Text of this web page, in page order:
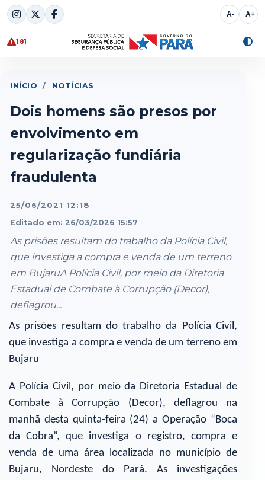
Skip
to
content
A- A+
181
INÍCIO / NOTÍCIAS
Dois homens são presos por
envolvimento em
regularização fundiária
fraudulenta
25/06/2021 12:18
Editado em: 26/03/2026 15:57
As prisões resultam do trabalho da Polícia Civil,
que investiga a compra e venda de um terreno
em BujaruA Polícia Civil, por meio da Diretoria
Estadual de Combate à Corrupção (Decor),
deflagrou...
As prisões resultam do trabalho da Polícia Civil,
que investiga a compra e venda de um terreno em
Bujaru
A Polícia Civil, por meio da Diretoria Estadual de
Combate à Corrupção (Decor), deflagrou na
manhã desta quinta-feira (24) a Operação “Boca
da Cobra”, que investiga o registro, compra e
venda de uma área localizada no município de
Bujaru, Nordeste do Pará. As investigações